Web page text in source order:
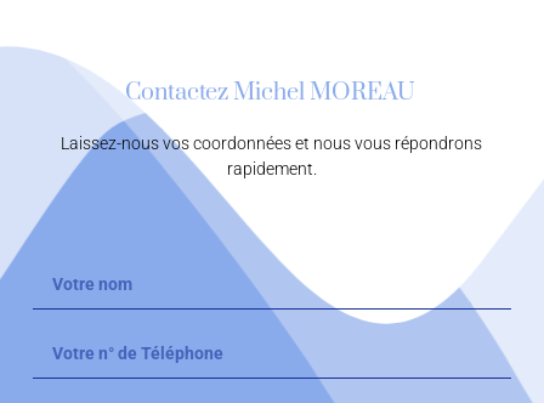
Contactez Michel MOREAU
Laissez-nous vos coordonnées et nous vous répondrons
rapidement.